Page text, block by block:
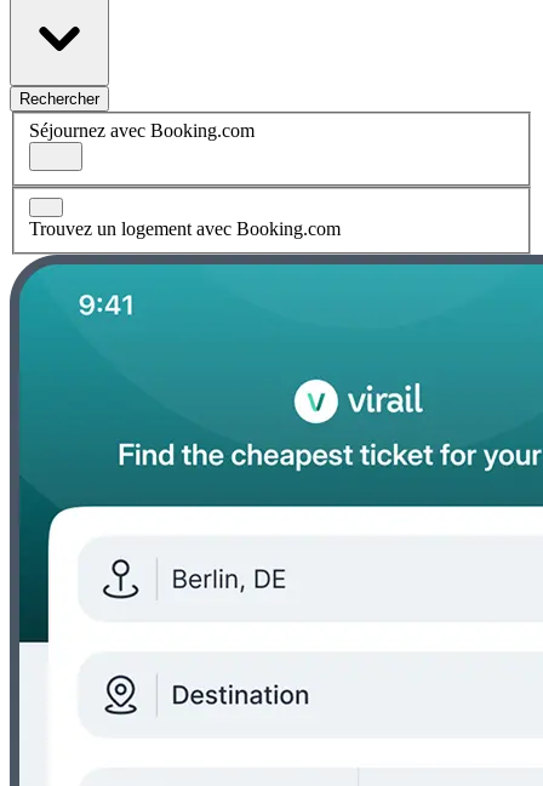
Rechercher
Séjournez avec Booking.com
Trouvez un logement avec Booking.com